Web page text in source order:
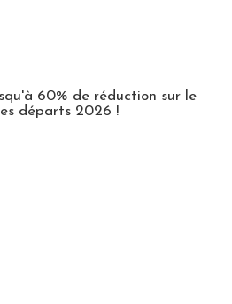
60% de réduction sur le
départs 2026 !